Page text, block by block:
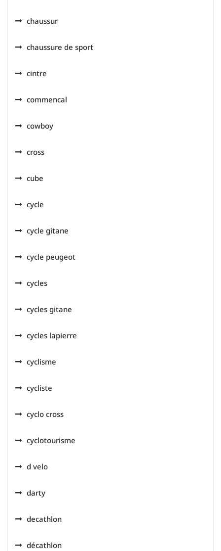
chaussur
chaussure de sport
cintre
commencal
cowboy
cross
cube
cycle
cycle gitane
cycle peugeot
cycles
cycles gitane
cycles lapierre
cyclisme
cycliste
cyclo cross
cyclotourisme
d velo
darty
decathlon
décathlon